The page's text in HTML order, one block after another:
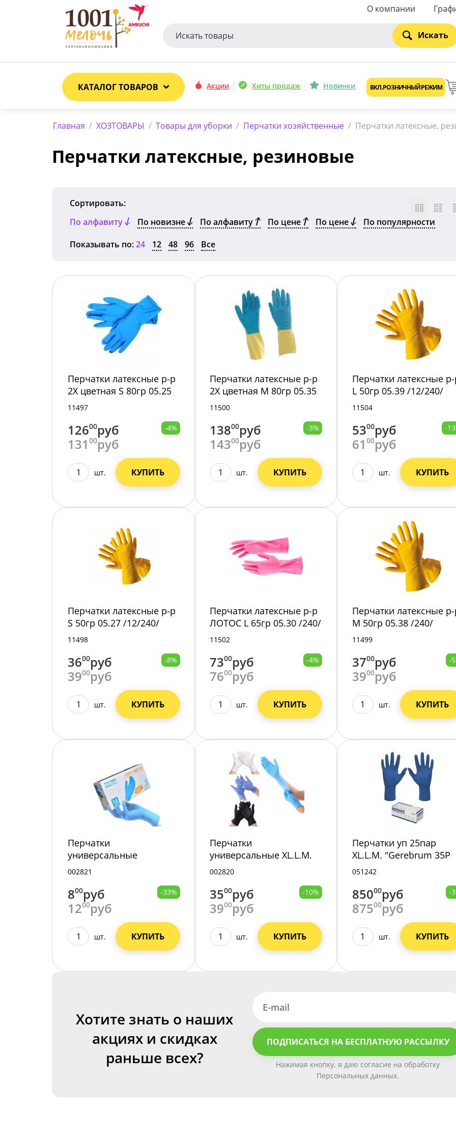
О компании
Искать
КАТАЛОГ ТОВАРОВ Акции Хиты продаж Новинки ВКЛ. РОЗНИЧНЫЙ РЕЖИМ
Главная / ХОЗТОВАРЫ / Товары для уборки / Перчатки хозяйственные / Перчатки латексные,
Перчатки латексные, резиновые
Сортировать:
По алфавиту
По новизне По алфавиту По цене По цене
По популярности
Показывать по:24 12 48 96 Все
Перчатки латексные р-р
2Х цветная S 80гр 05.25
12/240/
11497
12600руб
131 00руб
-4%
шт. КУПИТЬ
Перчатки латексные р-р
2Х цветная М 80гр 05.35
/12/240/
11500
13800руб
14300руб
-3%
шт. КУПИТЬ
Перчатки латексные
L 50гр 05.39 /12/240/
11504
5300руб
61 00руб
-
шт. КУПИТЬ
Перчатки латексные р-р
S 50гр 05.27 /12/240/
11498
3600руб
3900руб
-8%
шт. КУПИТЬ
Перчатки латексные р-р
ЛОТОС L 65гр 05.30 /240/
11502
7300руб
7600руб
-4%
шт. КУПИТЬ
Перчатки латексные
М 50гр 05.38 /240/
11499
3700руб
3900руб
-
шт. КУПИТЬ
Перчатки
универсальные
/S/L/M/XL/ WALLY
002821
800руб
1200руб
-33%
шт. КУПИТЬ
Перчатки
универсальные XL.L.M.
"Gerebrum латекс,Р
002820
3500руб
3900руб
-10%
шт. КУПИТЬ
Перчатки уп 25пар
XL.L.M. "Gerebrum 35Р
051242
85000руб
87500руб
-
шт. КУПИТЬ
Хотите знать о наших
акциях и скидках
раньше всех?
ПОДПИСАТЬСЯ НА БЕСПЛАТНУЮ РАССЫЛКУ
Нажимая кнопку, я даю согласие на обработку
Персональных данных.